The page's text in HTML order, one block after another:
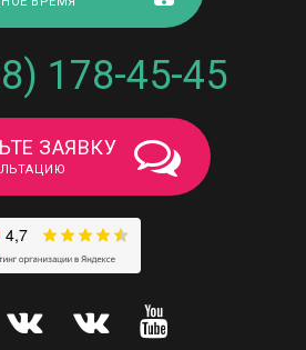
178-45-45
ЗАЯВКУ